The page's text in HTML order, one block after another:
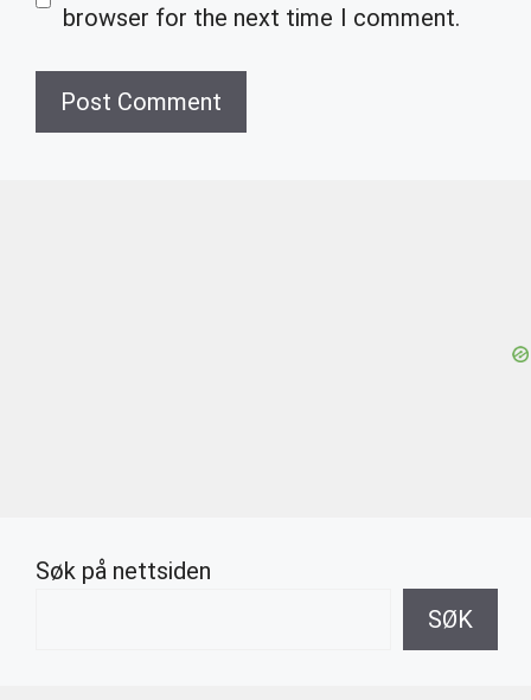
browser for the next time I comment.
Søk på nettsiden
SØK